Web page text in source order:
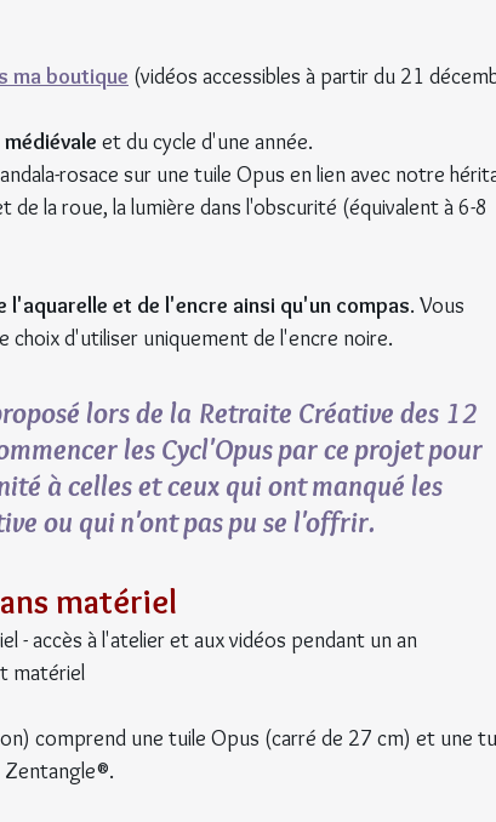
ma boutique (vidéos accessibles à partir du 21
et du cycle d'une année.
rosace sur une tuile Opus en lien avec notre
de la roue, la lumière dans l'obscurité (équivalent à 6-8
et de l'encre ainsi qu'un compas. Vous
d'utiliser uniquement de l'encre noire.
lors de la Retraite Créative des 12
les Cycl'Opus par ce projet pour
à celles et ceux qui ont manqué les
ou qui n'ont pas pu se l'offrir.
matériel
- accès à l'atelier et aux vidéos pendant un an
matériel
comprend une tuile Opus (carré de 27 cm) et une
Zentangle®.